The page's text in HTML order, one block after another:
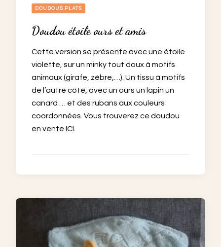
DOUDOUS PLATS
Doudou étoile ours et amis
Cette version se présente avec une étoile
violette, sur un minky tout doux à motifs
animaux (girafe, zèbre,…). Un tissu à motifs
de l’autre côté, avec un ours un lapin un
canard … et des rubans aux couleurs
coordonnées. Vous trouverez ce doudou
en vente ICI.